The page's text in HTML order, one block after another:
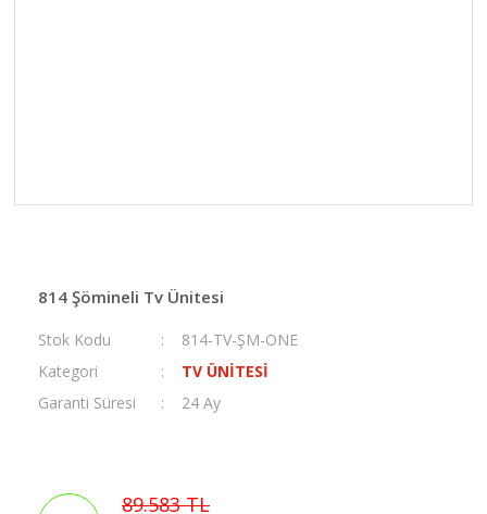
814 Şömineli Tv Ünitesi
Stok Kodu
814-TV-ŞM-ONE
Kategori
TV ÜNİTESİ
Garanti Süresi
24 Ay
89.583 TL